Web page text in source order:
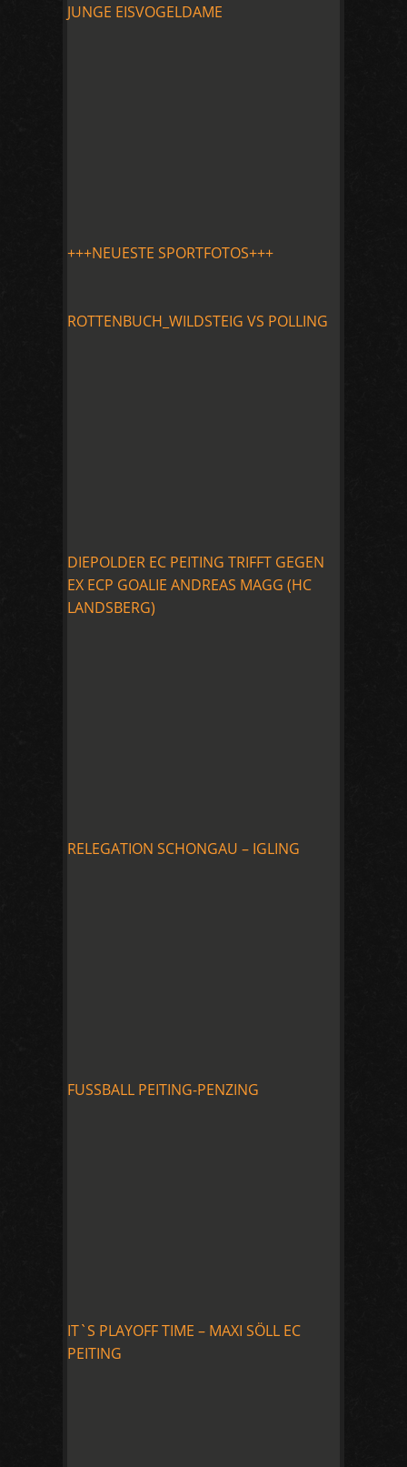
JUNGE EISVOGELDAME
+++NEUESTE SPORTFOTOS+++
ROTTENBUCH_WILDSTEIG VS POLLING
DIEPOLDER EC PEITING TRIFFT GEGEN
EX ECP GOALIE ANDREAS MAGG (HC
LANDSBERG)
RELEGATION SCHONGAU – IGLING
FUSSBALL PEITING-PENZING
IT`S PLAYOFF TIME – MAXI SÖLL EC
PEITING